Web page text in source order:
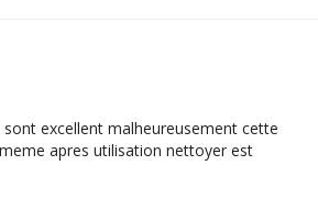
excellent malheureusement cette
apres utilisation nettoyer est